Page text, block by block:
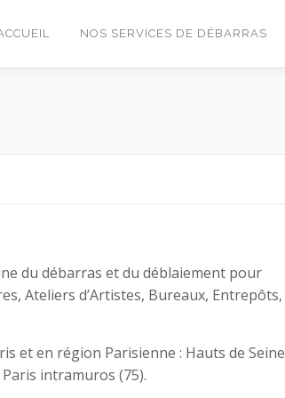
NOS SERVICES DE DÉBARRAS
du débarras et du déblaiement pour
Ateliers d’Artistes, Bureaux, Entrepôts,
et en région Parisienne : Hauts de Seine
intramuros (75).